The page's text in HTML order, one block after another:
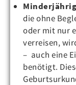
die ohne
oder mit nur
verreisen,
– auch eine
benötigt.